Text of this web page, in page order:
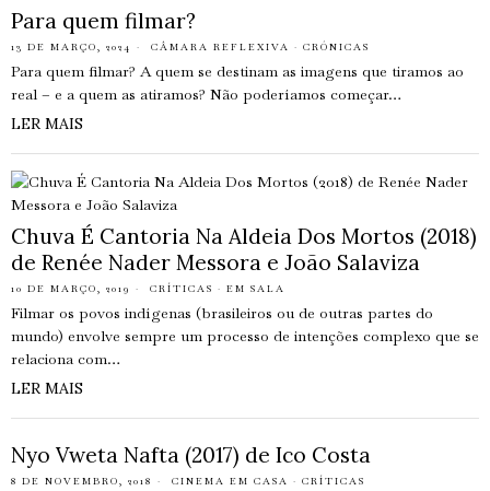
Para quem filmar?
13 DE MARÇO, 2024 CÂMARA REFLEXIVA · CRÓNICAS
Para quem filmar? A quem se destinam as imagens que tiramos ao
real – e a quem as atiramos? Não poderíamos começar…
LER MAIS
Chuva É Cantoria Na Aldeia Dos Mortos (2018)
de Renée Nader Messora e João Salaviza
10 DE MARÇO, 2019 CRÍTICAS · EM SALA
Filmar os povos indígenas (brasileiros ou de outras partes do
mundo) envolve sempre um processo de intenções complexo que se
relaciona com…
LER MAIS
Nyo Vweta Nafta (2017) de Ico Costa
8 DE NOVEMBRO, 2018 CINEMA EM CASA · CRÍTICAS